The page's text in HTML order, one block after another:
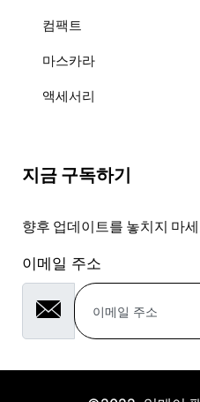
컴팩트
마스카라
액세서리
지금 구독하기
향후 업데이트를 놓치지 마
이메일 주소